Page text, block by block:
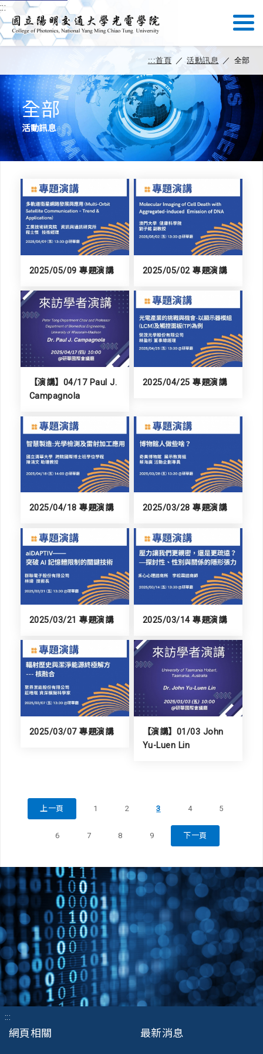
:::
:::首頁 ／ 活動訊息 ／ 全部
全部
活動訊息
2025/05/09 專題演講 2025/05/02 專題演講
【演講】04/17 Paul J.
Campagnola
2025/04/25 專題演講
2025/04/18 專題演講 2025/03/28 專題演講
2025/03/21 專題演講 2025/03/14 專題演講
2025/03/07 專題演講
【演講】01/03 John
Yu-Luen Lin
上一頁 1 2 3 4 5
6 7 8 9 下一頁
:::
網頁相關 最新消息